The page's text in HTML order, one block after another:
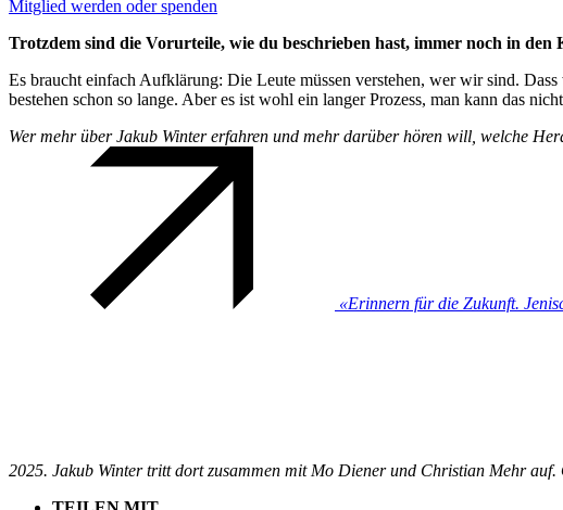
Mitglied werden oder spenden
Trotzdem sind die Vorurteile, wie du beschrieben hast, immer noch in
Es braucht einfach Aufklärung: Die Leute müssen verstehen, wer wir sind.
bestehen schon so lange. Aber es ist wohl ein langer Prozess, man kann das
Wer mehr über Jakub Winter erfahren und mehr darüber hören will, welche
«Erinnern für die Zukunft.
2025. Jakub Winter tritt dort zusammen mit Mo Diener und Christian Mehr auf.